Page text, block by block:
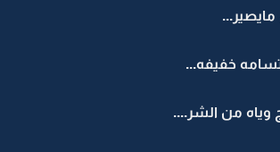
خفيفه...
وياه من الشر....